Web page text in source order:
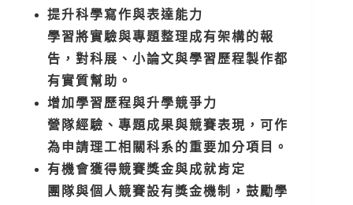
提升科學寫作與表達能力
學習將實驗與專題整理成有架構的報
告，對科展、小論文與學習歷程製作都
有實質幫助。
增加學習歷程與升學競爭力
營隊經驗、專題成果與競賽表現，可作
為申請理工相關科系的重要加分項目。
有機會獲得競賽獎金與成就肯定
團隊與個人競賽設有獎金機制，鼓勵學